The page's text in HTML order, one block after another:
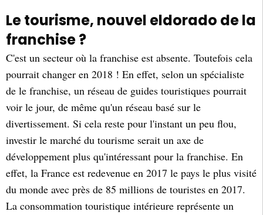
Le tourisme, nouvel eldorado de la
franchise ?
C'est un secteur où la franchise est absente. Toutefois cela
pourrait changer en 2018 ! En effet, selon un spécialiste
de le franchise, un réseau de guides touristiques pourrait
voir le jour, de même qu'un réseau basé sur le
divertissement. Si cela reste pour l'instant un peu flou,
investir le marché du tourisme serait un axe de
développement plus qu'intéressant pour la franchise. En
effet, la France est redevenue en 2017 le pays le plus visité
du monde avec près de 85 millions de touristes en 2017.
La consommation touristique intérieure représente un